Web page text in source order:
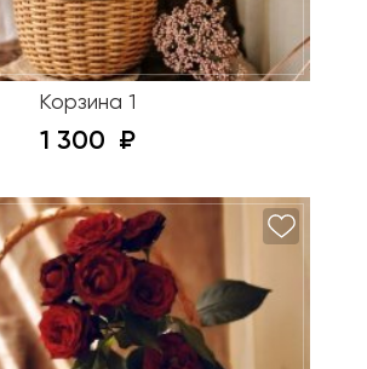
Корзина 1
1 300